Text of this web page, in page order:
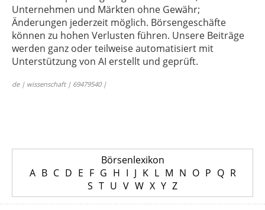
Unternehmen und Märkten ohne Gewähr;
Änderungen jederzeit möglich. Börsengeschäfte
können zu hohen Verlusten führen. Unsere Beiträge
werden ganz oder teilweise automatisiert mit
Unterstützung von AI erstellt und geprüft.
de | wissenschaft | 69479540 |
Börsenlexikon
A B C D E F G H I J K L M N O P Q R
S T U V W X Y Z